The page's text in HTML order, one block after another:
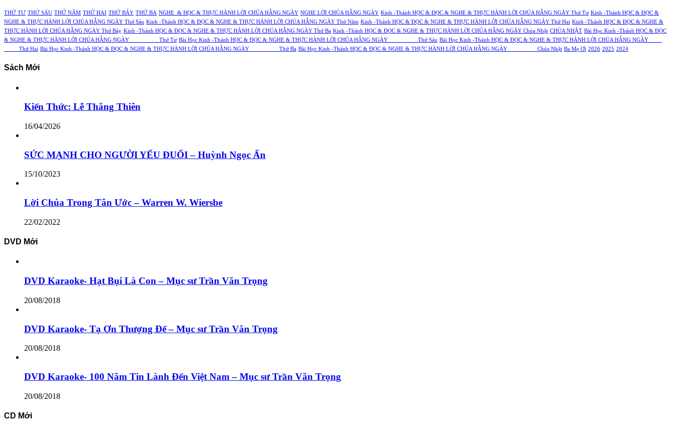
THỨ TƯ THỨ SÁU THỨ NĂM THỨ HAI THỨ BẢY THỨ BA NGHE & HỌC & THỰC HÀNH LỜI CHÚA HẰNG NGÀY NGHE LỜI CHÚA HẰNG NGÀY Kinh -Thánh HỌC & ĐỌC & NGHE & THỰC HÀNH LỜI CHÚA HẰNG NGÀY Thứ Tư Kinh -Thánh HỌC & ĐỌC &
NGHE & THỰC HÀNH LỜI CHÚA HẰNG NGÀY Thứ Sáu Kinh -Thánh HỌC & ĐỌC & NGHE & THỰC HÀNH LỜI CHÚA HẰNG NGÀY Thứ Năm Kinh -Thánh HỌC & ĐỌC & NGHE & THỰC HÀNH LỜI CHÚA HẰNG NGÀY Thứ Hai Kinh -Thánh HỌC & ĐỌC & NGHE &
THỰC HÀNH LỜI CHÚA HẰNG NGÀY Thứ Bảy Kinh -Thánh HỌC & ĐỌC & NGHE & THỰC HÀNH LỜI CHÚA HẰNG NGÀY Thứ Ba Kinh -Thánh HỌC & ĐỌC & NGHE & THỰC HÀNH LỜI CHÚA HẰNG NGÀY Chúa Nhật CHÚA NHẬT Bài Học Kinh -Thánh HỌC & ĐỌC
& NGHE & THỰC HÀNH LỜI CHÚA HẰNG NGÀY Thứ Tư Bài Học Kinh -Thánh HỌC & ĐỌC & NGHE & THỰC HÀNH LỜI CHÚA HẰNG NGÀY Thứ Sáu Bài Học Kinh -Thánh HỌC & ĐỌC & NGHE & THỰC HÀNH LỜI CHÚA HẰNG NGÀY
Thứ Hai Bài Học Kinh -Thánh HỌC & ĐỌC & NGHE & THỰC HÀNH LỜI CHÚA HẰNG NGÀY Thứ Ba Bài Học Kinh -Thánh HỌC & ĐỌC & NGHE & THỰC HÀNH LỜI CHÚA HẰNG NGÀY Chúa Nhật Ba Mẹ Ơi 2026 2025 2024
Sách Mới
Kiến Thức: Lễ Thăng Thiên
16/04/2026
SỨC MẠNH CHO NGƯỜI YẾU ĐUỐI – Huỳnh Ngọc Ẩn
15/10/2023
Lời Chúa Trong Tân Ước – Warren W. Wiersbe
22/02/2022
DVD Mới
DVD Karaoke- Hạt Bụi Là Con – Mục sư Trần Văn Trọng
20/08/2018
DVD Karaoke- Tạ Ơn Thượng Đế – Mục sư Trần Văn Trọng
20/08/2018
DVD Karaoke- 100 Năm Tin Lành Đến Việt Nam – Mục sư Trần Văn Trọng
20/08/2018
CD Mới